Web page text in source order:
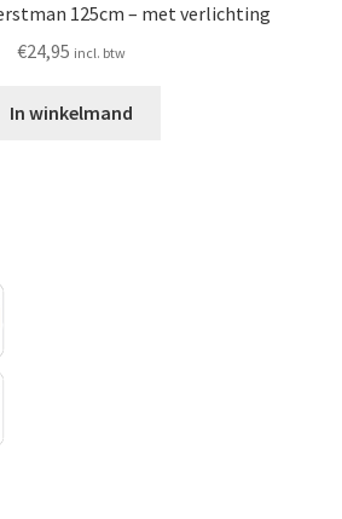
125cm – met verlichting
€24,95 incl. btw
In winkelmand